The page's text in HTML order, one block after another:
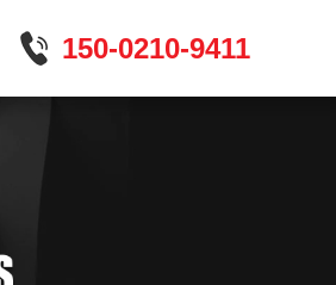
150-0210-9411